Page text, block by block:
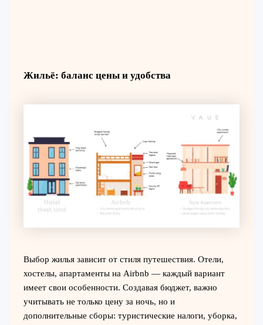
Жильё: баланс цены и удобства
Выбор жилья зависит от стиля путешествия. Отели,
хостелы, апартаменты на Airbnb — каждый вариант
имеет свои особенности. Создавая бюджет, важно
учитывать не только цену за ночь, но и
дополнительные сборы: туристические налоги, уборка,